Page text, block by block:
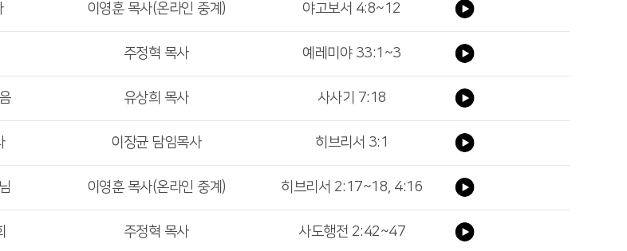
이영훈 목사(온라인 중계) 야고보서 4:8~12
주정혁 목사 예레미야 33:1~3
유상희 목사 사사기 7:18
이장균 담임목사 히브리서 3:1
이영훈 목사(온라인 중계) 히브리서 2:17~18, 4:16
주정혁 목사 사도행전 2:42~47